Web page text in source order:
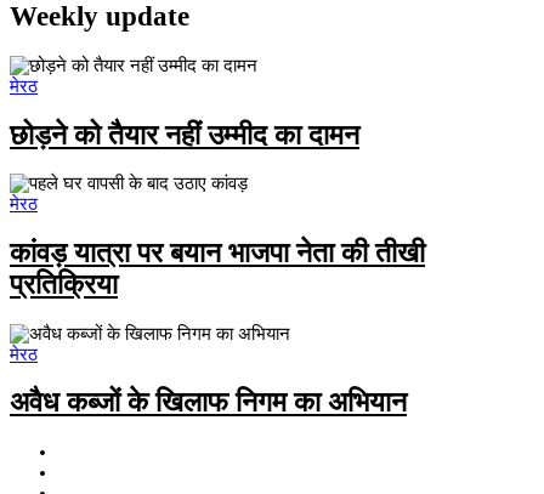
Weekly update
मेरठ
छोड़ने को तैयार नहीं उम्मीद का दामन
मेरठ
कांवड़ यात्रा पर बयान भाजपा नेता की तीखी
प्रतिक्रिया
मेरठ
अवैध कब्जों के खिलाफ निगम का अभियान